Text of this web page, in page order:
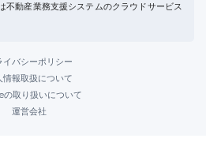
不動産業務支援システムのクラウドサービス
イバシーポリシー
情報取扱について
の取り扱いについて
運営会社